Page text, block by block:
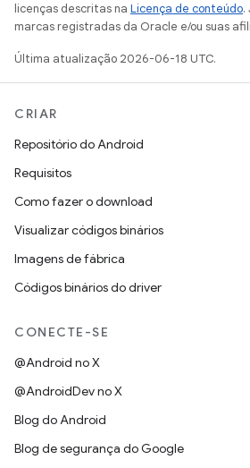
licenças descritas na Licença de conteúdo.
marcas registradas da Oracle e/ou suas
Última atualização 2026-06-18 UTC.
CRIAR
Repositório do Android
Requisitos
Como fazer o download
Visualizar códigos binários
Imagens de fábrica
Códigos binários do driver
CONECTE-SE
@Android no X
@AndroidDev no X
Blog do Android
Blog de segurança do Google